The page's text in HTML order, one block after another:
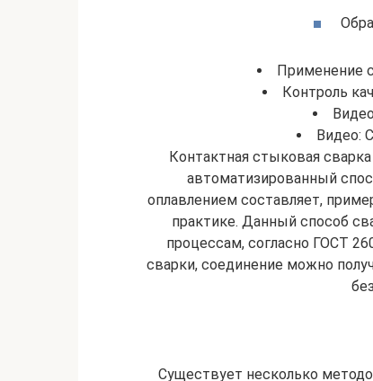
Применение
Контроль
Видео:
Контактная стыковая
автоматизированный
оплавлением составляет,
практике. Данный способ
процессам, согласно ГОСТ
сварки, соединение можно
Существует несколько